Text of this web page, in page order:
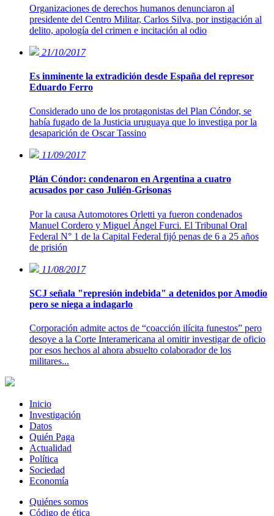
Organizaciones de derechos humanos denunciaron al
presidente del Centro Militar, Carlos Silva, por instigación al
delito, apología del crimen e incitación al odio
21/10/2017
Es inminente la extradición desde España del represor
Eduardo Ferro
Considerado uno de los protagonistas del Plan Cóndor, se
había fugado de la Justicia uruguaya que lo investiga por la
desaparición de Oscar Tassino
11/09/2017
Plán Cóndor: condenaron en Argentina a cuatro
acusados por caso Julién-Grisonas
Por la causa Automotores Orletti ya fueron condenados
Manuel Cordero y Miguel Ángel Furci. El Tribunal Oral
Federal N° 1 de la Capital Federal fijó penas de 6 a 25 años
de prisión
11/08/2017
SCJ señala "represión indebida" a detenidos por Amodio
pero se niega a indagarlo
Corporación admite actos de “coacción ilícita funestos” pero
desoye a la Corte Interamericana al omitir investigar de oficio
por esos hechos al ahora absuelto colaborador de los
militares...
Inicio
Investigación
Datos
Quién Paga
Actualidad
Política
Sociedad
Economía
Quiénes somos
Código de ética